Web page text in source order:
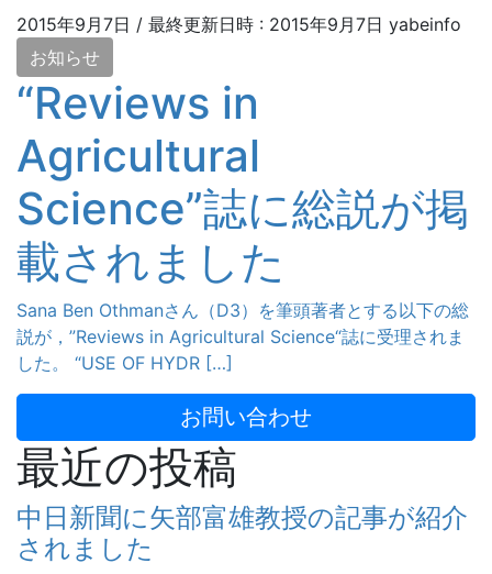
2015年9月7日 / 最終更新日時 : 2015年9月7日 yabeinfo
お知らせ
“Reviews in
Agricultural
Science”誌に総説が掲
載されました
Sana Ben Othmanさん（D3）を筆頭著者とする以下の総
説が，”Reviews in Agricultural Science“誌に受理されま
した。 “USE OF HYDR […]
お問い合わせ
最近の投稿
中日新聞に矢部富雄教授の記事が紹介
されました